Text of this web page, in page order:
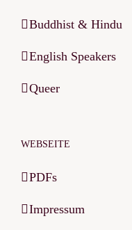
Buddhist & Hindu
English Speakers
Queer
WEBSEITE
PDFs
Impressum